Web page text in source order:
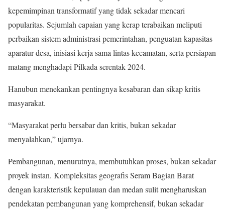
kepemimpinan transformatif yang tidak sekadar mencari
popularitas. Sejumlah capaian yang kerap terabaikan meliputi
perbaikan sistem administrasi pemerintahan, penguatan kapasitas
aparatur desa, inisiasi kerja sama lintas kecamatan, serta persiapan
matang menghadapi Pilkada serentak 2024.
Hanubun menekankan pentingnya kesabaran dan sikap kritis
masyarakat.
“Masyarakat perlu bersabar dan kritis, bukan sekadar
menyalahkan,” ujarnya.
Pembangunan, menurutnya, membutuhkan proses, bukan sekadar
proyek instan. Kompleksitas geografis Seram Bagian Barat
dengan karakteristik kepulauan dan medan sulit mengharuskan
pendekatan pembangunan yang komprehensif, bukan sekadar